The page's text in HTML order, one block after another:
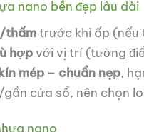
nano bền đẹp lâu dài
thấmtrước khi ốp (nếu
hợpvới vị trí (tường
mép – chuẩn nẹp,
cửa sổ, nên chọn
nano